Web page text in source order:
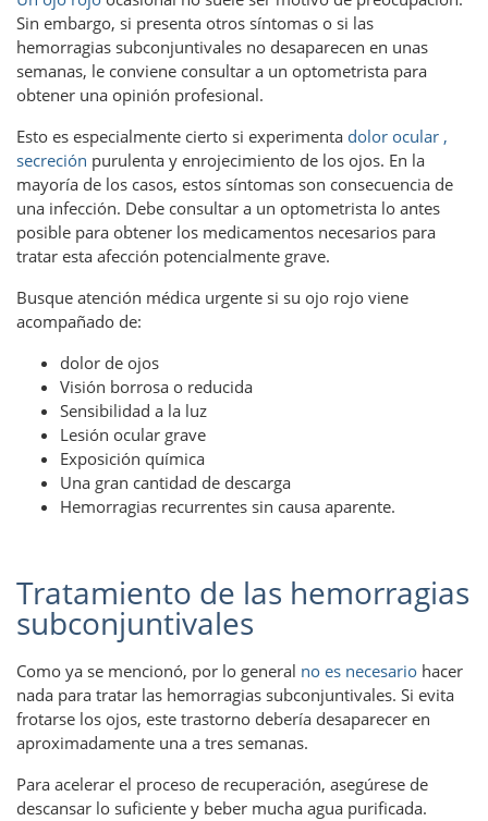
Sin embargo, si presenta otros síntomas o si las
hemorragias subconjuntivales no desaparecen en unas
semanas, le conviene consultar a un optometrista para
obtener una opinión profesional.
Esto es especialmente cierto si experimenta dolor ocular ,
secreción purulenta y enrojecimiento de los ojos. En la
mayoría de los casos, estos síntomas son consecuencia de
una infección. Debe consultar a un optometrista lo antes
posible para obtener los medicamentos necesarios para
tratar esta afección potencialmente grave.
Busque atención médica urgente si su ojo rojo viene
acompañado de:
dolor de ojos
Visión borrosa o reducida
Sensibilidad a la luz
Lesión ocular grave
Exposición química
Una gran cantidad de descarga
Hemorragias recurrentes sin causa aparente.
Tratamiento de las hemorragias
subconjuntivales
Como ya se mencionó, por lo general no es necesario hacer
nada para tratar las hemorragias subconjuntivales. Si evita
frotarse los ojos, este trastorno debería desaparecer en
aproximadamente una a tres semanas.
Para acelerar el proceso de recuperación, asegúrese de
descansar lo suficiente y beber mucha agua purificada.